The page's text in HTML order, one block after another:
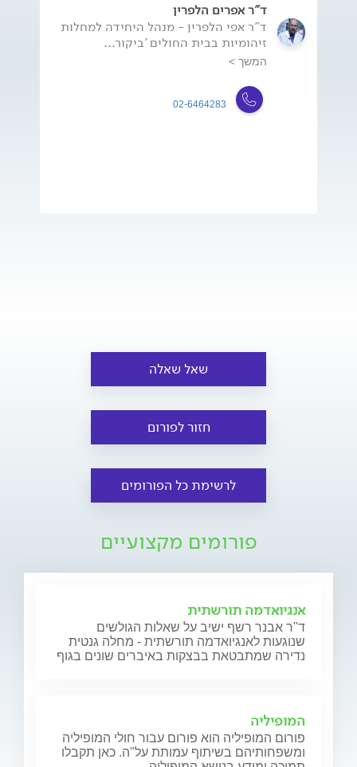
ד"ר אפרים הלפרין
ד"ר אפי הלפרין - מנהל היחידה למחלות
זיהומיות בבית החולים 'ביקור...
המשך >
02-6464283
שאל שאלה
חזור לפורום
לרשימת כל הפורומים
פורומים מקצועיים
אנגיואדמה תורשתית
ד"ר אבנר רשף ישיב על שאלות הגולשים
שנוגעות לאנגיואדמה תורשתית - מחלה גנטית
נדירה שמתבטאת בבצקות באיברים שונים בגוף
המופיליה
פורום המופיליה הוא פורום עבור חולי המופיליה
ומשפחותיהם בשיתוף עמותת על"ה. כאן תקבלו